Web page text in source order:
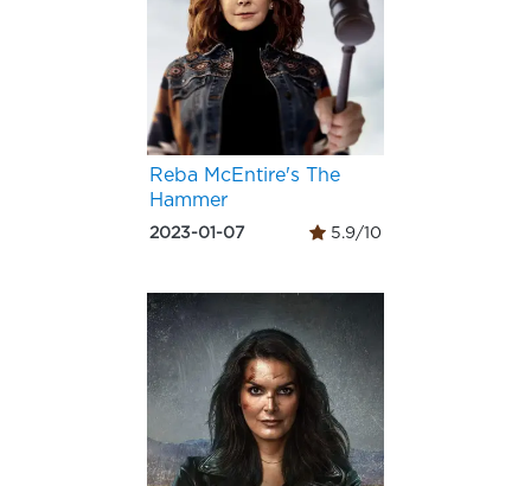
Reba McEntire's The
Hammer
2023-01-07 5.9/10